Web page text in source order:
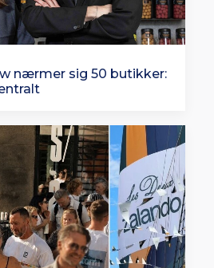
nærmer sig 50 butikker: